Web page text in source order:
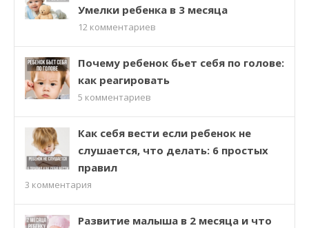
Умелки ребенка в 3 месяца
12 комментариев
Почему ребенок бьет себя по голове:
как реагировать
5 комментариев
Как себя вести если ребенок не
слушается, что делать: 6 простых
правил
3 комментария
Развитие малыша в 2 месяца и что